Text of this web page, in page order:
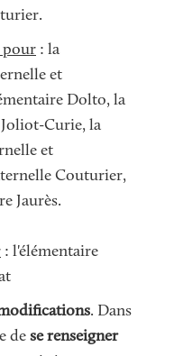
pour : la
et
Dolto, la
Curie, la
et
Couturier,
Jaurès.
: l'élémentaire
. Dans
de se renseigner